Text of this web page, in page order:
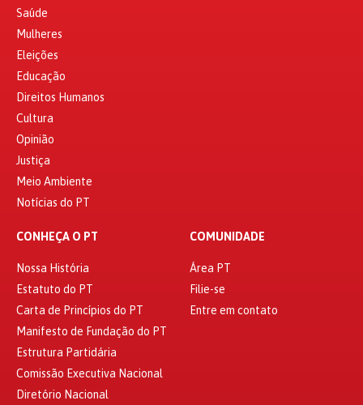
Saúde
Mulheres
Eleições
Educação
Direitos Humanos
Cultura
Opinião
Justiça
Meio Ambiente
Notícias do PT
CONHEÇA O PT
Nossa História
Estatuto do PT
Carta de Princípios do PT
Manifesto de Fundação do PT
Estrutura Partidária
Comissão Executiva Nacional
Diretório Nacional
COMUNIDADE
Área PT
Filie-se
Entre em contato